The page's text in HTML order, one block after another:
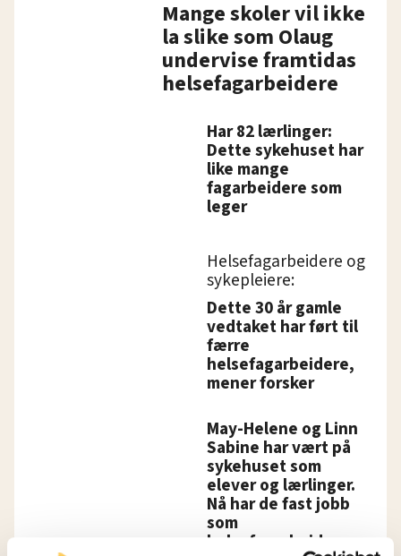
Mange skoler vil ikke
la slike som Olaug
undervise framtidas
helsefagarbeidere
Har 82 lærlinger:
Dette sykehuset har
like mange
fagarbeidere som
leger
Helsefagarbeidere og
sykepleiere:
Dette 30 år gamle
vedtaket har ført til
færre
helsefagarbeidere,
mener forsker
May-Helene og Linn
Sabine har vært på
sykehuset som
elever og lærlinger.
Nå har de fast jobb
som
helsefagarbeidere